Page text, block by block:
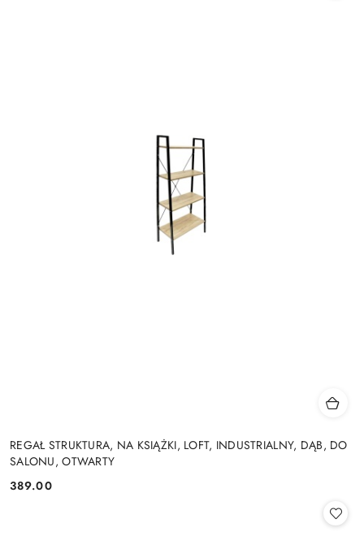
REGAŁ STRUKTURA, NA KSIĄŻKI, LOFT, INDUSTRIALNY, DĄB, DO
SALONU, OTWARTY
Cena:
389.00